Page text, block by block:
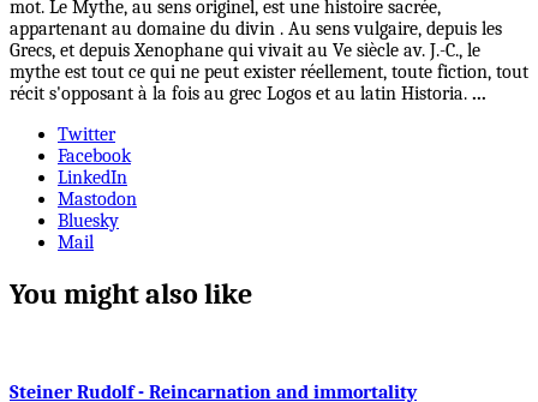
mot. Le Mythe, au sens originel, est une histoire sacrée,
appartenant au domaine du divin . Au sens vulgaire, depuis les
Grecs, et depuis Xenophane qui vivait au Ve siècle av. J.-C., le
mythe est tout ce qui ne peut exister réellement, toute fiction, tout
récit s'opposant à la fois au grec Logos et au latin Historia. ...
Twitter
Facebook
LinkedIn
Mastodon
Bluesky
Mail
You might also like
Steiner Rudolf - Reincarnation and immortality